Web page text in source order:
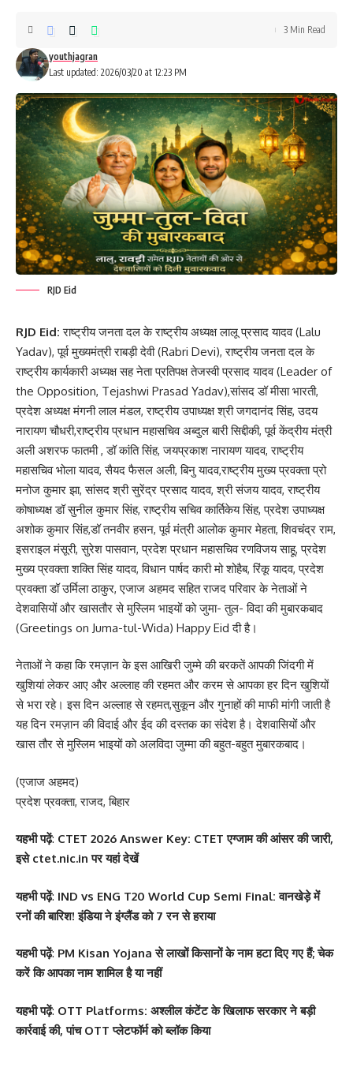
Last updated: 2026/03/20 at 12:23 PM
youthjagran
3 Min Read
RJD Eid
RJD Eid:राष्ट्रीय जनता दल के राष्ट्रीय अध्यक्ष लालू प्रसाद यादव (Lalu
Yadav), पूर्व मुख्यमंत्री राबड़ी देवी (Rabri Devi), राष्ट्रीय जनता दल के
राष्ट्रीय कार्यकारी अध्यक्ष सह नेता प्रतिपक्ष तेजस्वी प्रसाद यादव (Leader of
the Opposition, Tejashwi Prasad Yadav),सांसद डॉ मीसा भारती,
प्रदेश अध्यक्ष मंगनी लाल मंडल, राष्ट्रीय उपाध्यक्ष श्री जगदानंद सिंह, उदय
नारायण चौधरी,राष्ट्रीय प्रधान महासचिव अब्दुल बारी सिद्दीकी, पूर्व केंद्रीय मंत्री
अली अशरफ फातमी , डॉ कांति सिंह, जयप्रकाश नारायण यादव, राष्ट्रीय
महासचिव भोला यादव, सैयद फैसल अली, बिनु यादव,राष्ट्रीय मुख्य प्रवक्ता प्रो
मनोज कुमार झा, सांसद श्री सुरेंद्र प्रसाद यादव, श्री संजय यादव, राष्ट्रीय
कोषाध्यक्ष डॉ सुनील कुमार सिंह, राष्ट्रीय सचिव कार्तिकेय सिंह, प्रदेश उपाध्यक्ष
अशोक कुमार सिंह,डॉ तनवीर हसन, पूर्व मंत्री आलोक कुमार मेहता, शिवचंद्र राम,
इसराइल मंसूरी, सुरेश पासवान, प्रदेश प्रधान महासचिव रणविजय साहू, प्रदेश
मुख्य प्रवक्ता शक्ति सिंह यादव, विधान पार्षद कारी मो शोहैब, रिंकू यादव, प्रदेश
प्रवक्ता डॉ उर्मिला ठाकुर, एजाज अहमद सहित राजद परिवार के नेताओं ने
देशवासियों और खासतौर से मुस्लिम भाइयों को जुमा- तुल- विदा की मुबारकबाद
(Greetings on Juma-tul-Wida) Happy Eid दी है।
नेताओं ने कहा कि रमज़ान के इस आखिरी जुम्मे की बरकतें आपकी जिंदगी में
खुशियां लेकर आए और अल्लाह की रहमत और करम से आपका हर दिन खुशियों
से भरा रहे। इस दिन अल्लाह से रहमत,सुकून और गुनाहों की माफी मांगी जाती है‌
यह दिन रमज़ान की विदाई और ईद की दस्तक का संदेश है‌। देशवासियों और
खास तौर से मुस्लिम भाइयों को अलविदा जुम्मा की बहुत-बहुत मुबारकबाद।
(एजाज अहमद)
प्रदेश प्रवक्ता, राजद, बिहार
यहभी पढ़ें: CTET 2026 Answer Key: CTET एग्जाम की आंसर की जारी,
इसे ctet.nic.in पर यहां देखें
यहभी पढ़ें: IND vs ENG T20 World Cup Semi Final: वानखेड़े में
रनों की बारिश! इंडिया ने इंग्लैंड को 7 रन से हराया
यहभी पढ़ें: PM Kisan Yojana से लाखों किसानों के नाम हटा दिए गए हैं; चेक
करें कि आपका नाम शामिल है या नहीं
यहभी पढ़ें: OTT Platforms: अश्लील कंटेंट के खिलाफ सरकार ने बड़ी
कार्रवाई की, पांच OTT प्लेटफॉर्म को ब्लॉक किया
सोनम कपूर ने शर्ट के बटन
खोलकर बेबी बंप फ्लॉन्ट किया
श्वेता तिवारी ने सोशल मीडिया
पर फिर लगाई आग, फोटो तेजी
से Viral
Salman Khan की बर्थडे
पार्टी में लगा सितारों का मेला,
श्वेता तिवारी ने सोशल मीडिया
पर लगाई आग फोटो वायरल